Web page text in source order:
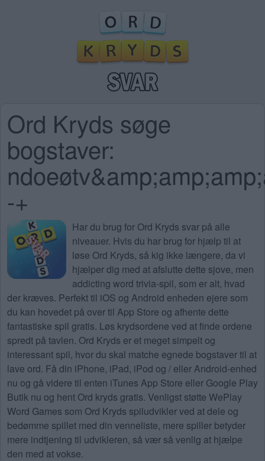
Ord Kryds søge
bogstaver:
-+
Har du brug for Ord Kryds svar på alle
niveauer. Hvis du har brug for hjælp til at
løse Ord Kryds, så kig ikke længere, da vi
hjælper dig med at afslutte dette sjove, men
addicting word trivia-spil, som er alt, hvad
der kræves. Perfekt til iOS og Android enheden ejere som
du kan hovedet på over til App Store og afhente dette
fantastiske spil gratis. Løs krydsordene ved at finde ordene
spredt på tavlen. Ord Kryds er et meget simpelt og
interessant spil, hvor du skal matche egnede bogstaver til at
lave ord. Få din iPhone, iPad, iPod og / eller Android-enhed
nu og gå videre til enten iTunes App Store eller Google Play
Butik nu og hent Ord kryds gratis. Venligst støtte WePlay
Word Games som Ord Kryds spiludvikler ved at dele og
bedømme spillet med din venneliste, mere spiller betyder
mere indtjening til udvikleren, så vær så venlig at hjælpe
den med at vokse.